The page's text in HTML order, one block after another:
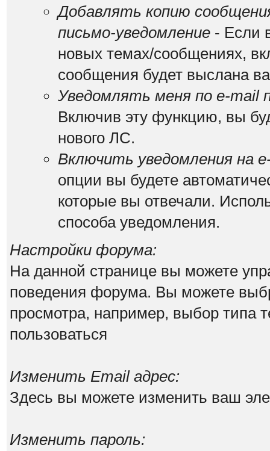
Добавлять копию
письмо-уведомление- Если
новых темах/сообщениях,
сообщения будет выслана
Уведомлять меня по e-mail
Включив эту функцию, вы
нового ЛС.
Включить уведомления на
опции вы будете
которые вы отвечали.
способа уведомления.
Настройки форума:
На данной странице вы можете
поведения форума. Вы можете
просмотра, например, выбор типа
пользоваться
Изменить Email адрес:
Здесь вы можете изменить ваш
Изменить пароль: